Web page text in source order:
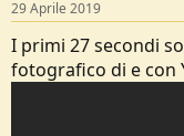
:
29 Aprile 2019
I primi 27 secondi
fotografico di e con